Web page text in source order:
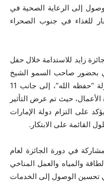
إلى الرعاية الصحية في
للغذاء في جنوب الصحراء
زايد للاستدامة خلال حفل
بحضور صاحب السمو الشيخ
محمد بن زايد آل نهيان، رئيس الدولة “حفظه الله”، إلى جانب 11
الأعمال، حيث تم عرض التأثير
على التزام دولة الإمارات
القائمة على الابتكار.
في دورة الجائزة لعام
والمياه والعمل المناخي
تحسين الوصول إلى الخدمات